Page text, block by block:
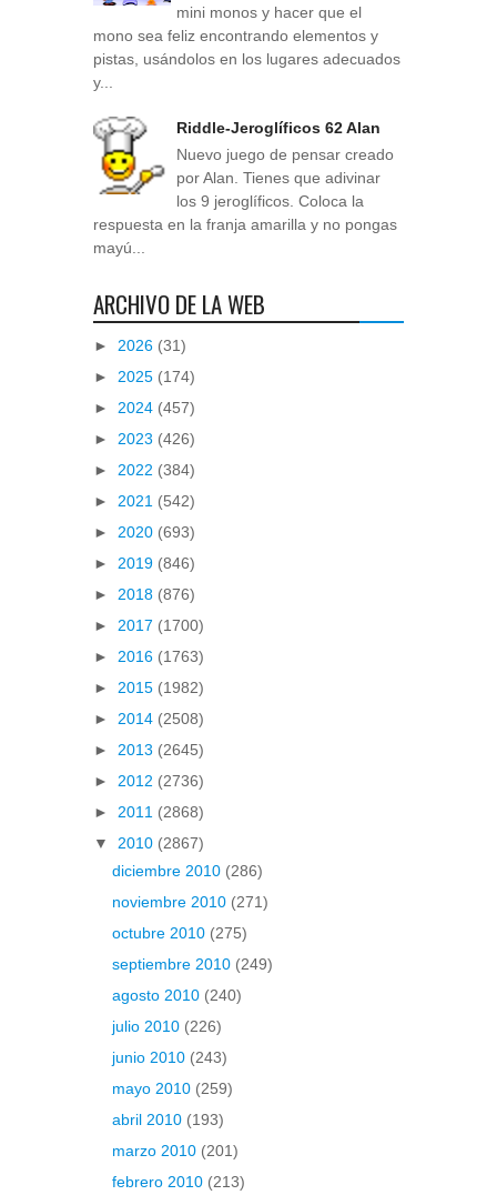
mini monos y hacer que el
mono sea feliz encontrando elementos y
pistas, usándolos en los lugares adecuados
y...
Riddle-Jeroglíficos 62 Alan
Nuevo juego de pensar creado
por Alan. Tienes que adivinar
los 9 jeroglíficos. Coloca la
respuesta en la franja amarilla y no pongas
mayú...
ARCHIVO DE LA WEB
► 2026 (31)
► 2025 (174)
► 2024 (457)
► 2023 (426)
► 2022 (384)
► 2021 (542)
► 2020 (693)
► 2019 (846)
► 2018 (876)
► 2017 (1700)
► 2016 (1763)
► 2015 (1982)
► 2014 (2508)
► 2013 (2645)
► 2012 (2736)
► 2011 (2868)
▼ 2010 (2867)
diciembre 2010 (286)
noviembre 2010 (271)
octubre 2010 (275)
septiembre 2010 (249)
agosto 2010 (240)
julio 2010 (226)
junio 2010 (243)
mayo 2010 (259)
abril 2010 (193)
marzo 2010 (201)
febrero 2010 (213)